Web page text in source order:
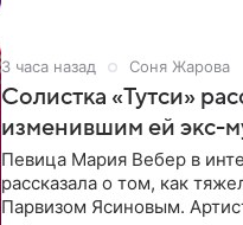
3 часа назад Соня Жарова
Солистка «Тутси»
изменившим ей экс-
Певица Мария Вебер в
рассказала о том, как
Парвизом Ясиновым.